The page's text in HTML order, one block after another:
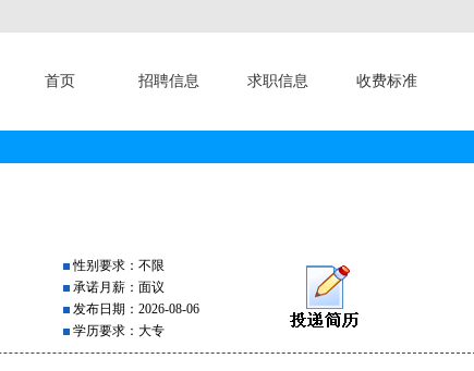
首页 招聘信息 求职信息 收费标准
性别要求：不限
承诺月薪：面议
发布日期：2026-08-06
学历要求：大专